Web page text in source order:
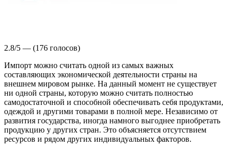
2.8/5 — (176 голосов)
Импорт можно считать одной из самых важных
составляющих экономической деятельности страны на
внешнем мировом рынке. На данный момент не существует
ни одной страны, которую можно считать полностью
самодостаточной и способной обеспечивать себя продуктами,
одеждой и другими товарами в полной мере. Независимо от
развития государства, иногда намного выгоднее приобретать
продукцию у других стран. Это объясняется отсутствием
ресурсов и рядом других индивидуальных факторов.